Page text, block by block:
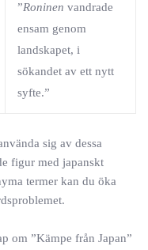
”Roninen vandrade
ensam genom
landskapet, i
sökandet av ett nytt
syfte.”
sig av dessa
figur med japanskt
termer kan du öka
om ”Kämpe från Japan”